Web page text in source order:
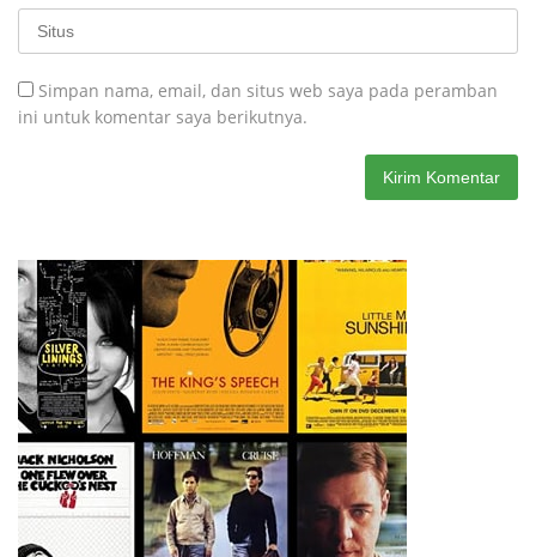
Simpan nama, email, dan situs web saya pada peramban
ini untuk komentar saya berikutnya.